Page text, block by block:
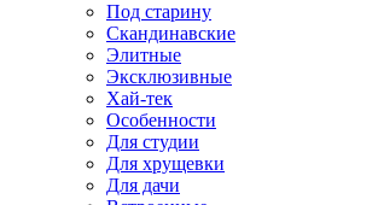
Под старину
Скандинавские
Элитные
Эксклюзивные
Хай-тек
Особенности
Для студии
Для хрущевки
Для дачи